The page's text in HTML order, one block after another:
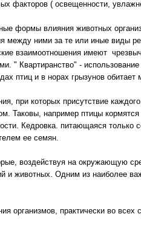
факторов ( освещенности,
формы влияния животных
между ними за те или иные виды
взаимоотношения имеют
" Квартиранство" -
птиц и в норах грызунов обитает
при которых присутствие
Таковы, например птицы
Кедровка. питающаяся только
ее семян.
воздействуя на окружающую
и животных. Одним из наиболее
практически во всех